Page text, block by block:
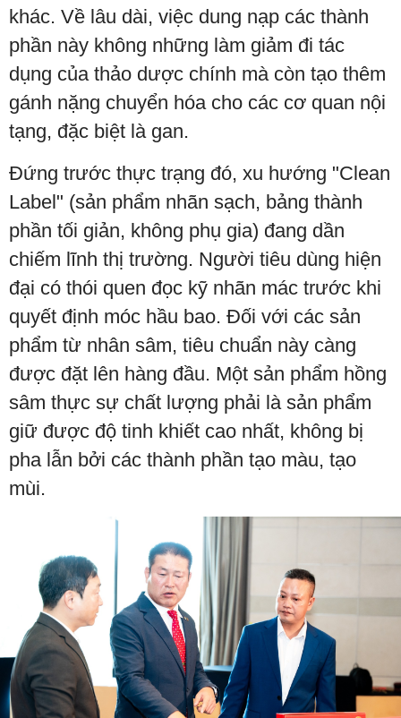
khác. Về lâu dài, việc dung nạp các thành
phần này không những làm giảm đi tác
dụng của thảo dược chính mà còn tạo thêm
gánh nặng chuyển hóa cho các cơ quan nội
tạng, đặc biệt là gan.
Đứng trước thực trạng đó, xu hướng "Clean
Label" (sản phẩm nhãn sạch, bảng thành
phần tối giản, không phụ gia) đang dần
chiếm lĩnh thị trường. Người tiêu dùng hiện
đại có thói quen đọc kỹ nhãn mác trước khi
quyết định móc hầu bao. Đối với các sản
phẩm từ nhân sâm, tiêu chuẩn này càng
được đặt lên hàng đầu. Một sản phẩm hồng
sâm thực sự chất lượng phải là sản phẩm
giữ được độ tinh khiết cao nhất, không bị
pha lẫn bởi các thành phần tạo màu, tạo
mùi.